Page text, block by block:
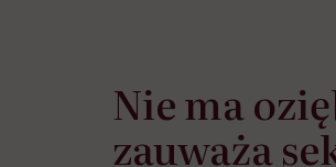
Nie ma
zauważa